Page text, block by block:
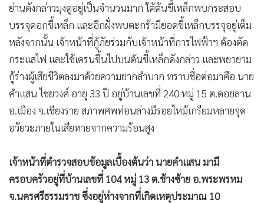
• กีฬา
• ต่างประเทศ
• Special Scoop
• เศรษฐกิจ-ธุรกิจ
• จีน
• ชุมชน-คุณภาพชีวิต
• อาชญากรรม
• Motoring
เกม
วิทยาศาสตร์
SMEs
ย่านดังกล่าวมุงดูอยู่เป็นจำนวนมาก ใต้ต้นขี้เหล็กพบกระสอบ
บรรจุดอกขี้เหล็ก และอีกฝั่งพบตะกร้ามียอดขี้เหล็กบรรจุอยู่เต็ม
หลังจากนั้น เจ้าหน้าที่กู้ภัยร่วมกับเจ้าหน้าที่การไฟฟ้าฯ ต้องตัด
กระแสไฟ และใช้เครนขึ้นไปบนต้นขี้เหล็กดังกล่าว และพยายาม
กู้ร่างผู้เสียชีวิตลงมาด้วยความยากลำบาก ทราบชื่อต่อมาคือ นาย
คำแสน ไชยวงศ์ อายุ 33 ปี อยู่บ้านเลขที่ 240 หมู่ 15 ต.ดอยลาน
อ.เมือง จ.เชียงราย สภาพศพท่อนล่างมีรอยไหม้เกรียมหลายจุด
อวัยวะภายในเสียหายจากความร้อนสูง
เจ้าหน้าที่ตำรวจสอบข้อมูลเบื้องต้นว่า นายคำแสน มามี
ครอบครัวอยู่ที่บ้านเลขที่ 104 หมู่ 13 ต.ช้างซ้าย อ.พระพรหม
จ.นครศรีธรรมราช ซึ่งอยู่ห่างจากที่เกิดเหตุประมาณ 10